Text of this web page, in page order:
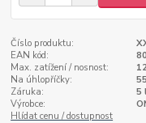
Číslo produktu:
EAN kód:
Max. zatížení / nosnost:
Na úhlopříčky:
Záruka:
5
Výrobce:
Hlídat cenu / dostupnost